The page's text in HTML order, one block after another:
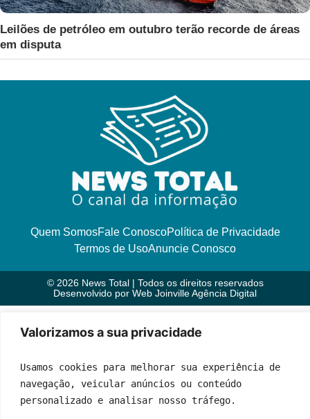
Valorizamos a sua privacidade
Usamos cookies para melhorar sua experiência de
navegação, veicular anúncios ou conteúdo
personalizado e analisar nosso tráfego.
Leilões de petróleo em outubro terão recorde de áreas
em disputa
Quem SomosFale ConoscoPolítica de Privacidade
Termos de UsoAnuncie Conosco
© 2026 News Total | Todos os direitos reservados
Desenvolvido por Web Joinville Agência Digital